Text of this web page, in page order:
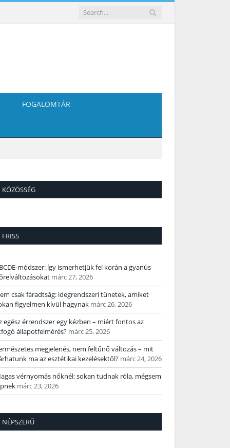
FOGALOMTÁR
KÖZÖSSÉG
FRISS
így ismerhetjük fel korán a gyanús
márc 27, 2026
csak fáradtság: idegrendszeri tünetek, amiket
figyelmen kívül hagynak márc 26, 2026
egész érrendszer egy kézben – miért fontos az
állapotfelmérés? márc 25, 2026
megjelenés, nem feltűnő változás – mit
ma az esztétikai kezelésektől? márc 24, 2026
vérnyomás nőknél: sokan tudnak róla, mégsem
márc 23, 2026
NÉPSZERŰ